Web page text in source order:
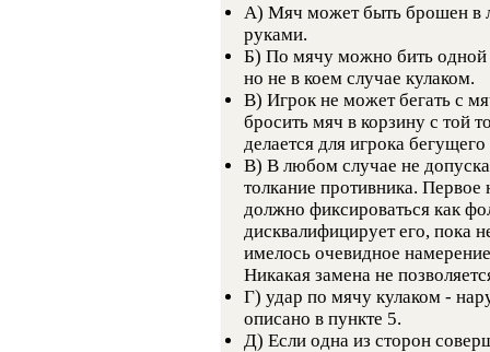
А) Мяч может быть брошен в
руками.
Б) По мячу можно бить одной
но не в коем случае кулаком.
В) Игрок не может бегать с
бросить мяч в корзину с той
делается для игрока
В) В любом случае не
толкание противника.
должно фиксироваться как
дисквалифицирует его, пока
имелось очевидное
Никакая замена не
Г) удар по мячу кулаком -
описано в пункте 5.
Д) Если одна из сторон